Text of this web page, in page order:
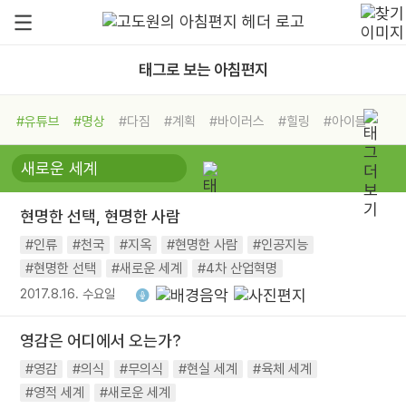
태그로 보는 아침편지
#유튜브 #명상 #다짐 #계획 #바이러스 #힐링
#아이들
#비전캠프
#독서캠프 #삶
#희망
#나눔 #친구 #링컨학교
#독서
#건강 #면역력
현명한 선택, 현명한 사람
#인류 #천국 #지옥 #현명한 사람
#인공지능
#현명한 선택
#새로운 세계 #4차 산업혁명
2017.8.16. 수요일
영감은 어디에서 오는가?
#영감 #의식 #무의식 #현실 세계
#육체 세계
#영적 세계
#새로운 세계